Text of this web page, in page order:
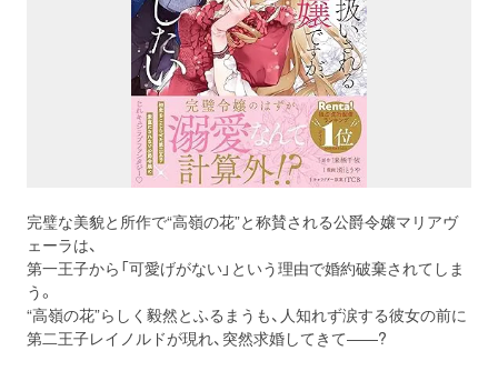
完璧な美貌と所作で“高嶺の花”と称賛される公爵令嬢マリアヴ
ェーラは、
第一王子から「可愛げがない」という理由で婚約破棄されてしま
う。
“高嶺の花”らしく毅然とふるまうも、人知れず涙する彼女の前に
第二王子レイノルドが現れ、突然求婚してきて――?